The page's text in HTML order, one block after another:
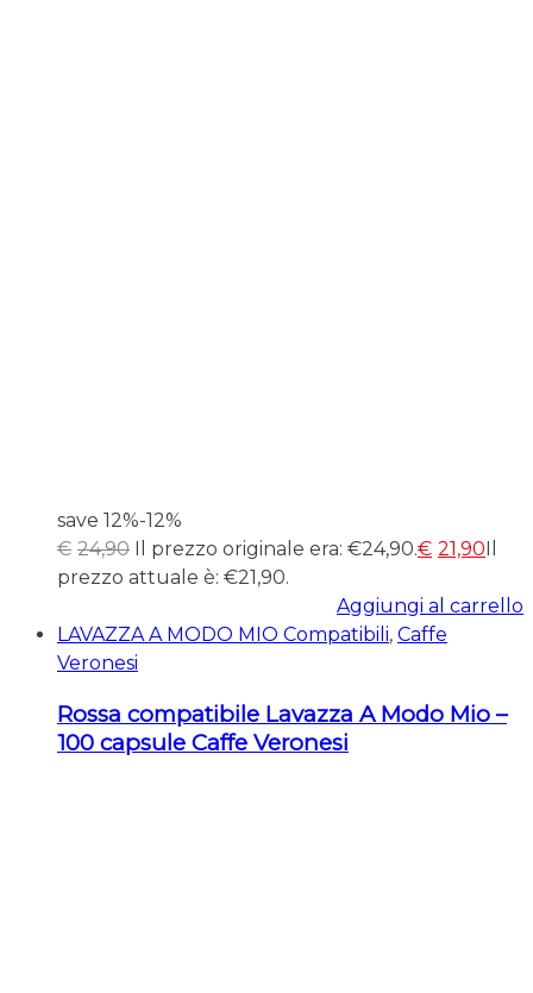
save 12%-12%
€ 24,90 Il prezzo originale era: €24,90.€ 21,90
prezzo attuale è: €21,90.
Aggiungi al carrello
LAVAZZA A MODO MIO Compatibili, Caffe
Veronesi
Rossa compatibile Lavazza A Modo Mio –
100 capsule Caffe Veronesi